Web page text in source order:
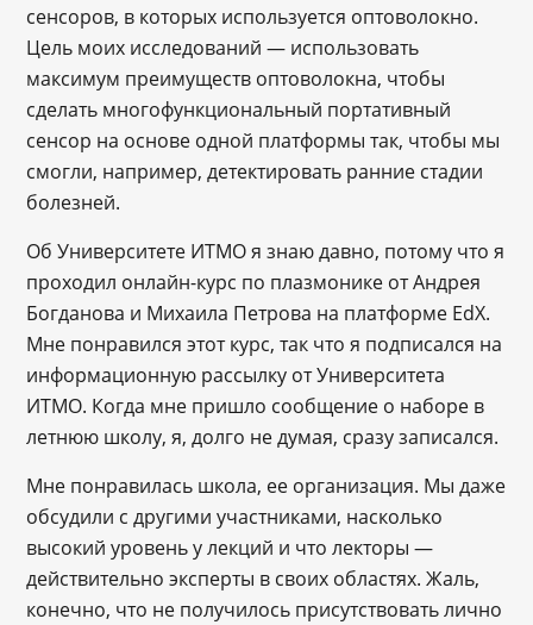
сенсоров, в которых используется оптоволокно.
Цель моих исследований — использовать
максимум преимуществ оптоволокна, чтобы
сделать многофункциональный портативный
сенсор на основе одной платформы так, чтобы мы
смогли, например, детектировать ранние стадии
болезней.
Об Университете ИТМО я знаю давно, потому что я
проходил онлайн-курс по плазмонике от Андрея
Богданова и Михаила Петрова на платформе EdX.
Мне понравился этот курс, так что я подписался на
информационную рассылку от Университета
ИТМО. Когда мне пришло сообщение о наборе в
летнюю школу, я, долго не думая, сразу записался.
Мне понравилась школа, ее организация. Мы даже
обсудили с другими участниками, насколько
высокий уровень у лекций и что лекторы —
действительно эксперты в своих областях. Жаль,
конечно, что не получилось присутствовать лично